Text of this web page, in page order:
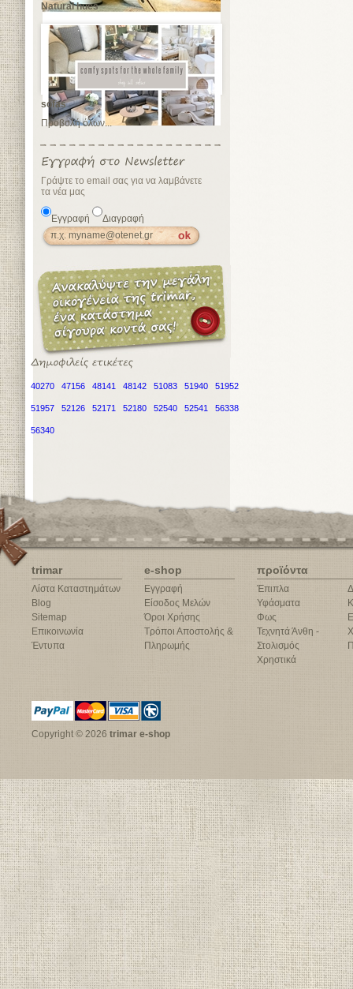
Natural hues
sofas
Προβολή όλων...
Γράψτε το email σας για να λαμβάνετε
τα νέα μας
Εγγραφή Διαγραφή
40270 47156 48141 48142 51083 51940 51952
51957 52126 52171 52180 52540 52541 56338
56340
trimar
Λίστα Καταστημάτων
Blog
Sitemap
Επικοινωνία
Έντυπα
e-shop
Εγγραφή
Είσοδος Μελών
Όροι Χρήσης
Τρόποι Αποστολής &
Πληρωμής
προϊόντα
Έπιπλα
Υφάσματα
Φως
Τεχνητά Άνθη -
Στολισμός
Χρηστικά
Copyright © 2026 trimar e-shop